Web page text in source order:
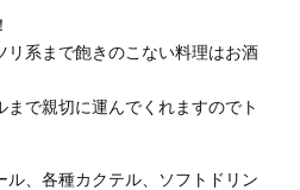
リ系まで飽きのこない料理はお酒
で親切に運んでくれますのでト
ル、各種カクテル、ソフトドリン